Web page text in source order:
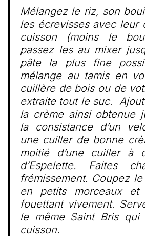
Mélangez le riz, son
les écrevisses avec leur
cuisson (moins le
passez les au mixer
pâte la plus fine
mélange au tamis en
cuillère de bois ou de
extraite tout le suc.
la crème ainsi obtenue
la consistance d’un
une cuiller de bonne
moitié d’une cuiller à
d’Espelette. Faites
frémissement. Coupez
en petits morceaux et
fouettant vivement.
le même Saint Bris
cuisson.